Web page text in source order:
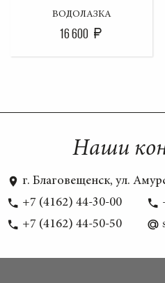
ВОДОЛАЗКА
16 600
Наши
г. Благовещенск, ул.
+7 (4162) 44-30-00
+7 (4162) 44-50-50